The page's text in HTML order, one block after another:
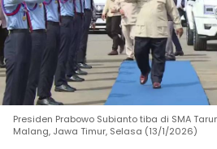
Presiden Prabowo Subianto tiba di SMA
Malang, Jawa Timur, Selasa (13/1/2026)